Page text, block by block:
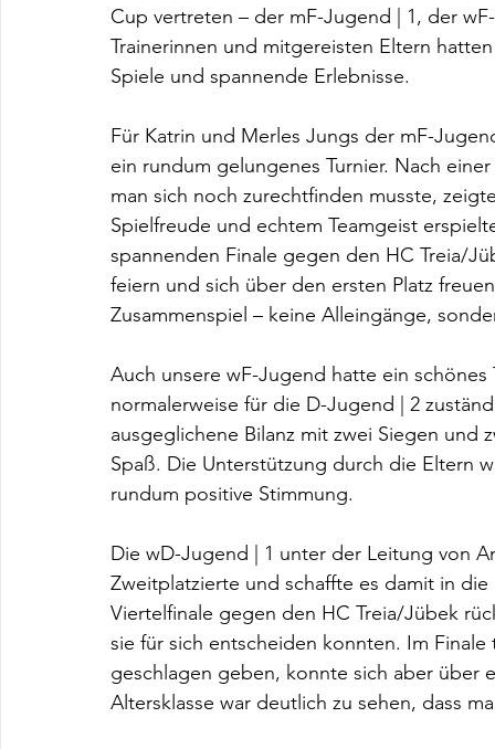
Cup vertreten – der mF-Jugend | 1, der
Trainerinnen und mitgereisten Eltern
Spiele und spannende Erlebnisse.
Für Katrin und Merles Jungs der mF-
ein rundum gelungenes Turnier. Nach
man sich noch zurechtfinden musste,
Spielfreude und echtem Teamgeist
spannenden Finale gegen den HC Treia/
feiern und sich über den ersten Platz
Zusammenspiel – keine Alleingänge,
Auch unsere wF-Jugend hatte ein
normalerweise für die D-Jugend | 2
ausgeglichene Bilanz mit zwei Siegen
Spaß. Die Unterstützung durch die Eltern
rundum positive Stimmung.
Die wD-Jugend | 1 unter der Leitung von
Zweitplatzierte und schaffte es damit in
Viertelfinale gegen den HC Treia/Jübek
sie für sich entscheiden konnten. Im
geschlagen geben, konnte sich aber über
Altersklasse war deutlich zu sehen, dass